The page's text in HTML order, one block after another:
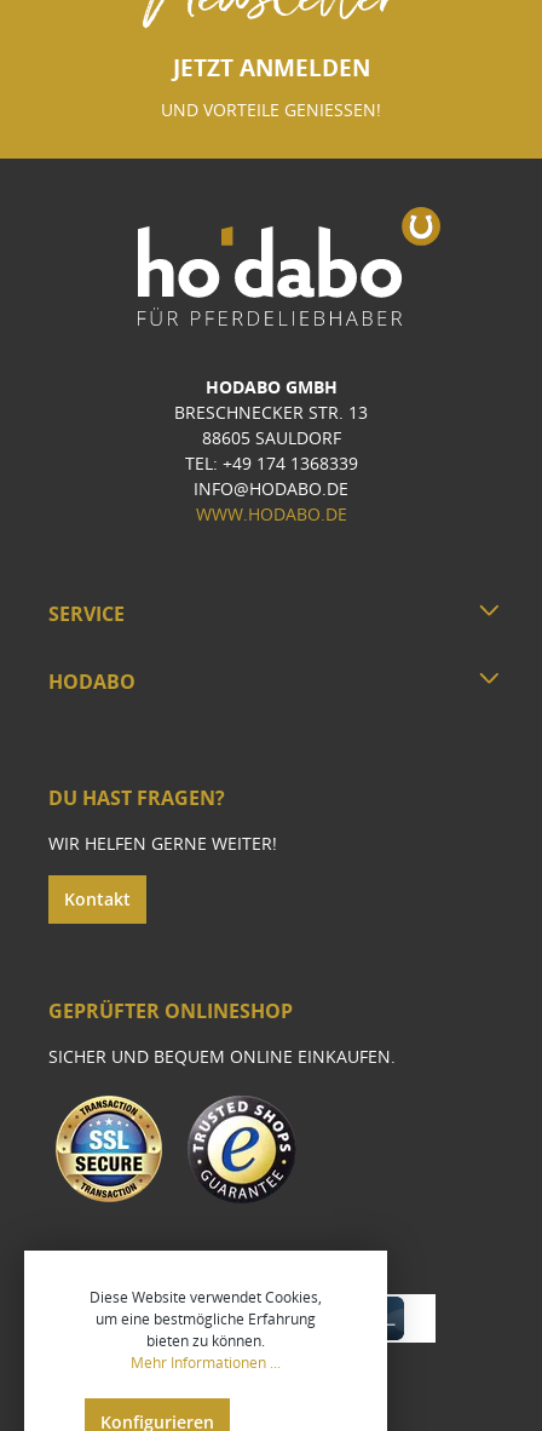
JETZT ANMELDEN
UND VORTEILE GENIESSEN!
HODABO GMBH
BRESCHNECKER STR. 13
88605 SAULDORF
TEL: +49 174 1368339
INFO@HODABO.DE
WWW.HODABO.DE
SERVICE
HODABO
DU HAST FRAGEN?
WIR HELFEN GERNE WEITER!
Kontakt
GEPRÜFTER ONLINESHOP
SICHER UND BEQUEM ONLINE EINKAUFEN.
Diese Website verwendet Cookies,
um eine bestmögliche Erfahrung
bieten zu können.
Mehr Informationen ...
Konfigurieren